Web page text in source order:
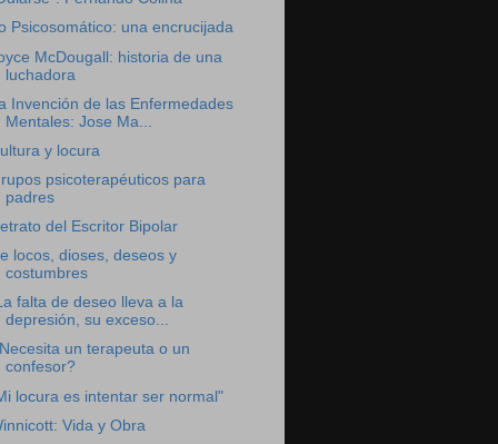
Psicosomático: una encrucijada
McDougall: historia de una
luchadora
Invención de las Enfermedades
Mentales: Jose Ma...
y locura
psicoterapéuticos para
padres
del Escritor Bipolar
locos, dioses, deseos y
costumbres
falta de deseo lleva a la
depresión, su exceso...
un terapeuta o un
confesor?
locura es intentar ser normal"
Vida y Obra